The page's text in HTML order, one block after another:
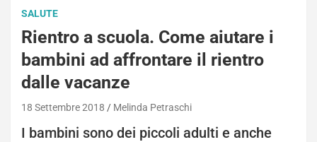
SALUTE
Rientro a scuola. Come aiutare i
bambini ad affrontare il rientro
dalle vacanze
18 Settembre 2018 Melinda Petraschi
I bambini sono dei piccoli adulti e anche